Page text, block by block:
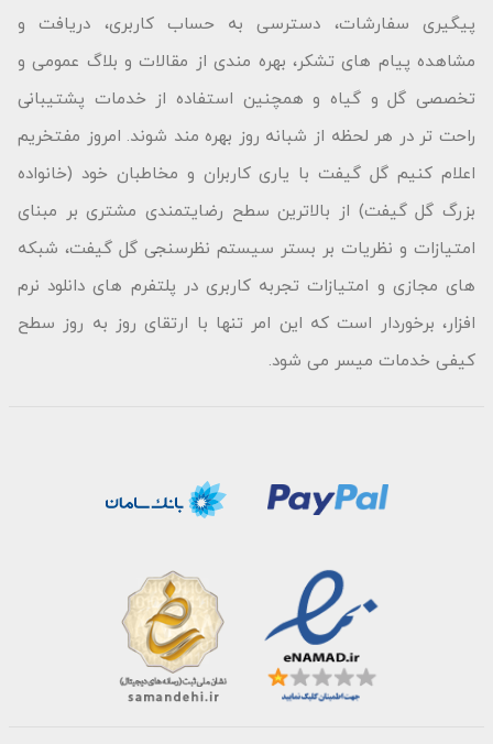
پیگیری سفارشات، دسترسی به حساب کاربری، دریافت و
مشاهده پیام های تشکر، بهره مندی از مقالات و بلاگ عمومی و
تخصصی گل و گیاه و همچنین استفاده از خدمات پشتیبانی
راحت تر در هر لحظه از شبانه روز بهره مند شوند. امروز مفتخریم
اعلام کنیم گل گیفت با یاری کاربران و مخاطبان خود (خانواده
بزرگ گل گیفت) از بالاترین سطح رضایتمندی مشتری بر مبنای
امتیازات و نظریات بر بستر سیستم نظرسنجی گل گیفت، شبکه
های مجازی و امتیازات تجربه کاربری در پلتفرم های دانلود نرم
افزار، برخوردار است که این امر تنها با ارتقای روز به روز سطح
کیفی خدمات میسر می شود.